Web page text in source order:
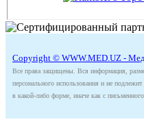
Copyright © WWW.MED.UZ -
Все права защищены. Вся информация,
персонального использования и не
в какой-либо форме, иначе как с